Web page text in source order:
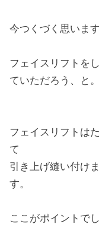
今つくづく思います
フェイスリフトを
ていただろう、と。
フェイスリフトは
て
引き上げ縫い付け
す。
ここがポイントでし